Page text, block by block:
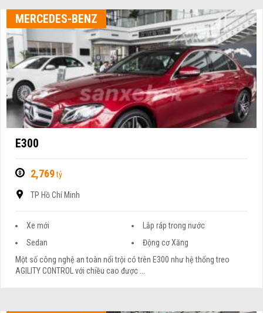
MERCEDES-BENZ
E300
2,769tỷ
TP Hồ Chí Minh
Xe mới
Lắp ráp trong nước
Sedan
Động cơ Xăng
Một số công nghệ an toàn nổi trội có trên E300 như hệ thống treo
AGILITY CONTROL với chiều cao được ...